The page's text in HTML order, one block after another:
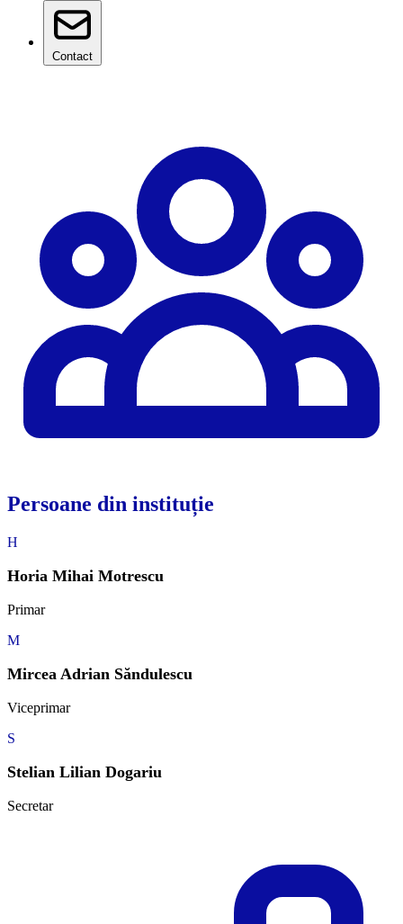
Contact
Persoane din instituție
H
Horia Mihai Motrescu
Primar
M
Mircea Adrian Săndulescu
Viceprimar
S
Stelian Lilian Dogariu
Secretar